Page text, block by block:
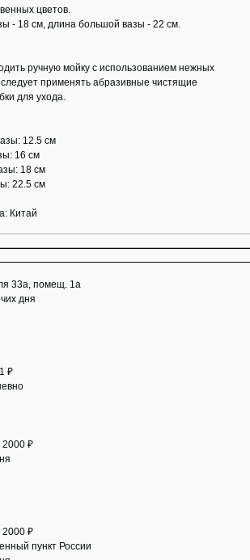
цветов.
- 18 см, длина большой вазы - 22 см.
ручную мойку с использованием нежных
применять абразивные чистящие
для ухода.
12.5 см
16 см
18 см
22.5 см
Китай
33а, помещ. 1а
дня
₽
2000 ₽
2000 ₽
пункт России